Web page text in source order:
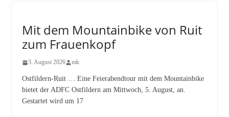
Mit dem Mountainbike von Ruit
zum Frauenkopf
3. August 2026 mk
Ostfildern-Ruit … Eine Feierabendtour mit dem Mountainbike
bietet der ADFC Ostfildern am Mittwoch, 5. August, an.
Gestartet wird um 17